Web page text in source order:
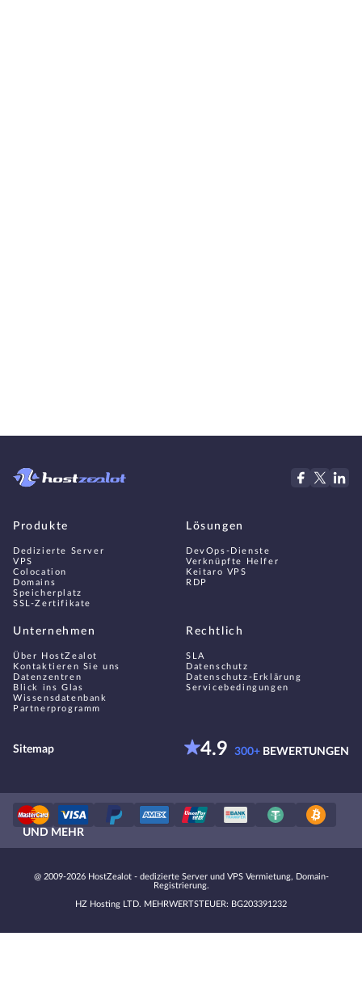
Produkte
Dedizierte Server
VPS
Colocation
Domains
Speicherplatz
SSL-Zertifikate
Lösungen
DevOps-Dienste
Verknüpfte Helfer
Keitaro VPS
RDP
Unternehmen
Über HostZealot
Kontaktieren Sie uns
Datenzentren
Blick ins Glas
Wissensdatenbank
Partnerprogramm
Rechtlich
SLA
Datenschutz
Datenschutz-Erklärung
Servicebedingungen
Sitemap 4.9 300+ BEWERTUNGEN
UND MEHR
@ 2009-2026 HostZealot - dedizierte Server und VPS Vermietung, Domain-
Registrierung.
HZ Hosting LTD. MEHRWERTSTEUER: BG203391232